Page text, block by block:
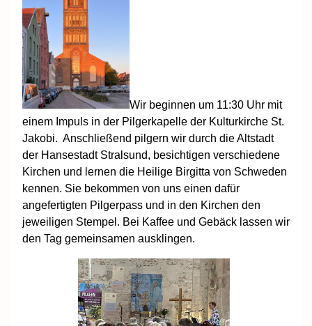
Wir beginnen um 11:30 Uhr mit
einem Impuls in der Pilgerkapelle der Kulturkirche St.
Jakobi. Anschließend pilgern wir durch die Altstadt
der Hansestadt Stralsund, besichtigen verschiedene
Kirchen und lernen die Heilige Birgitta von Schweden
kennen. Sie bekommen von uns einen dafür
angefertigten Pilgerpass und in den Kirchen den
jeweiligen Stempel. Bei Kaffee und Gebäck lassen wir
den Tag gemeinsamen ausklingen.